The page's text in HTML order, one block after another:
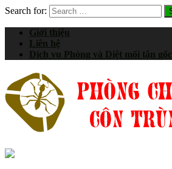
Search for:
Giới thiệu
Liên hệ
Dịch vụ Phòng và Diệt mối tận gốc